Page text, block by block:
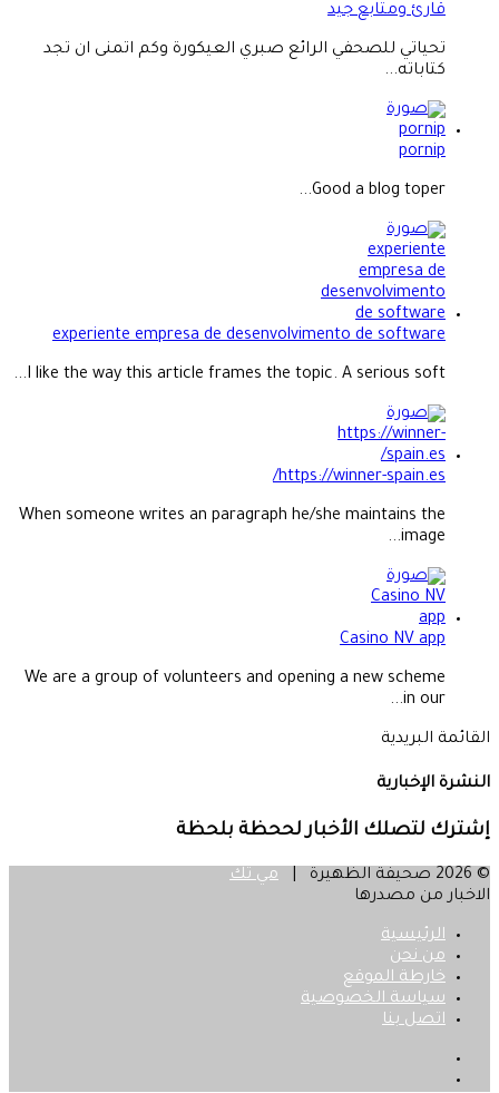
قارئ ومتابع جيد
تحياتي للصحفي الرائع صبري العيكورة وكم اتمنى ان تجد
كتاباته...
pornip
Good a blog toper...
experiente empresa de desenvolvimento de software
I like the way this article frames the topic. A serious soft...
https://winner-spain.es/
When someone writes an paragraph he/she maintains the
image...
Casino NV app
We are a group of volunteers and opening a new scheme
in our...
القائمة البريدية
النشرة الإخبارية
إشترك لتصلك الأخبار لححظة بلحظة
© 2026 صحيفة الظهيرة |
مي تك
الاخبار من مصدرها
الرئيسية
من نحن
خارطة الموقع
سياسة الخصوصية
اتصل بنا